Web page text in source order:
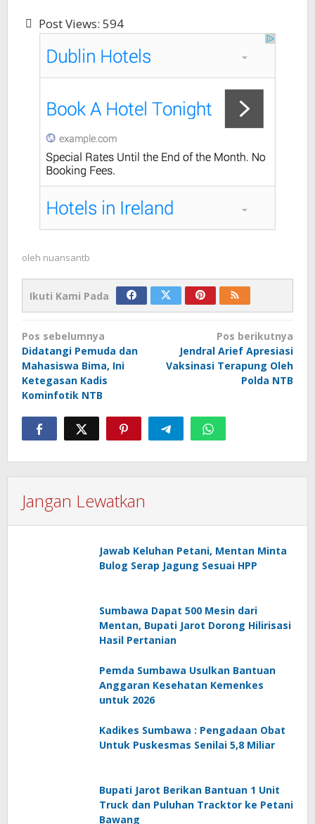
Post Views: 594
oleh nuansantb
Ikuti Kami Pada
Navigasi
pos
Pos sebelumnya
Didatangi Pemuda dan
Mahasiswa Bima, Ini
Ketegasan Kadis
Kominfotik NTB
Pos berikutnya
Jendral Arief Apresiasi
Vaksinasi Terapung Oleh
Polda NTB
Jangan Lewatkan
Jawab Keluhan Petani, Mentan Minta
Bulog Serap Jagung Sesuai HPP
Sumbawa Dapat 500 Mesin dari
Mentan, Bupati Jarot Dorong Hilirisasi
Hasil Pertanian
Pemda Sumbawa Usulkan Bantuan
Anggaran Kesehatan Kemenkes
untuk 2026
Kadikes Sumbawa : Pengadaan Obat
Untuk Puskesmas Senilai 5,8 Miliar
Bupati Jarot Berikan Bantuan 1 Unit
Truck dan Puluhan Tracktor ke Petani
Bawang